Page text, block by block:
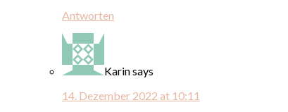
Antworten
Karinsays
14. Dezember 2022 at 10:11